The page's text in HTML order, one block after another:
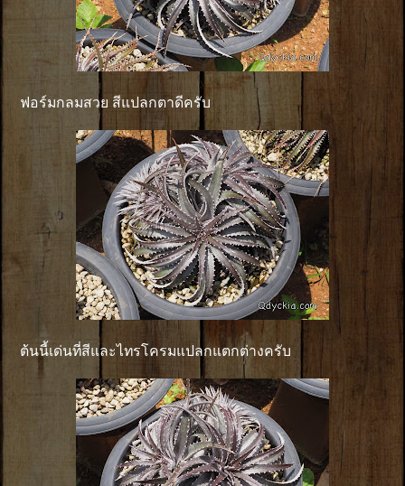
ฟอร์มกลมสวย สีแปลกตาดีครับ
ต้นนี้เด่นที่สีและไทรโครมแปลกแตกต่างครับ